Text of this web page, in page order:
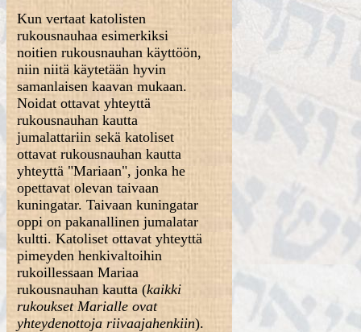
Kun vertaat katolisten
rukousnauhaa esimerkiksi
noitien rukousnauhan käyttöön,
niin niitä käytetään hyvin
samanlaisen kaavan mukaan.
Noidat ottavat yhteyttä
rukousnauhan kautta
jumalattariin sekä katoliset
ottavat rukousnauhan kautta
yhteyttä "Mariaan", jonka he
opettavat olevan taivaan
kuningatar. Taivaan kuningatar
oppi on pakanallinen jumalatar
kultti. Katoliset ottavat yhteyttä
pimeyden henkivaltoihin
rukoillessaan Mariaa
rukousnauhan kautta (kaikki
rukoukset Marialle ovat
yhteydenottoja riivaajahenkiin).